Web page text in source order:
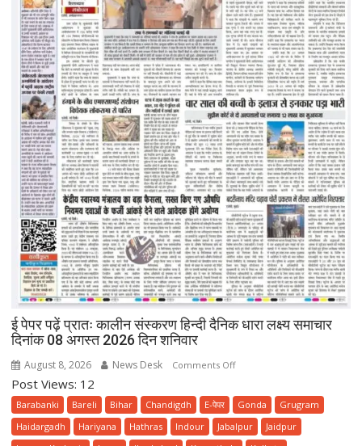
ई पेपर पढ़ें प्रातः कालीन संस्करण हिन्दी दैनिक धारा लक्ष्य समाचार
दिनांक 08 अगस्त 2026 दिन शनिवार
August 8, 2026 News Desk Comments Offon
पेपर
पढ़ें
प्रातः
Post Views: 12
Barabanki Bareli Bihar Chandigdh E-पेपर Gonda
Grugram
Haidargadh
Hariyana Hathras Indour Jabalpur
Jaidpur